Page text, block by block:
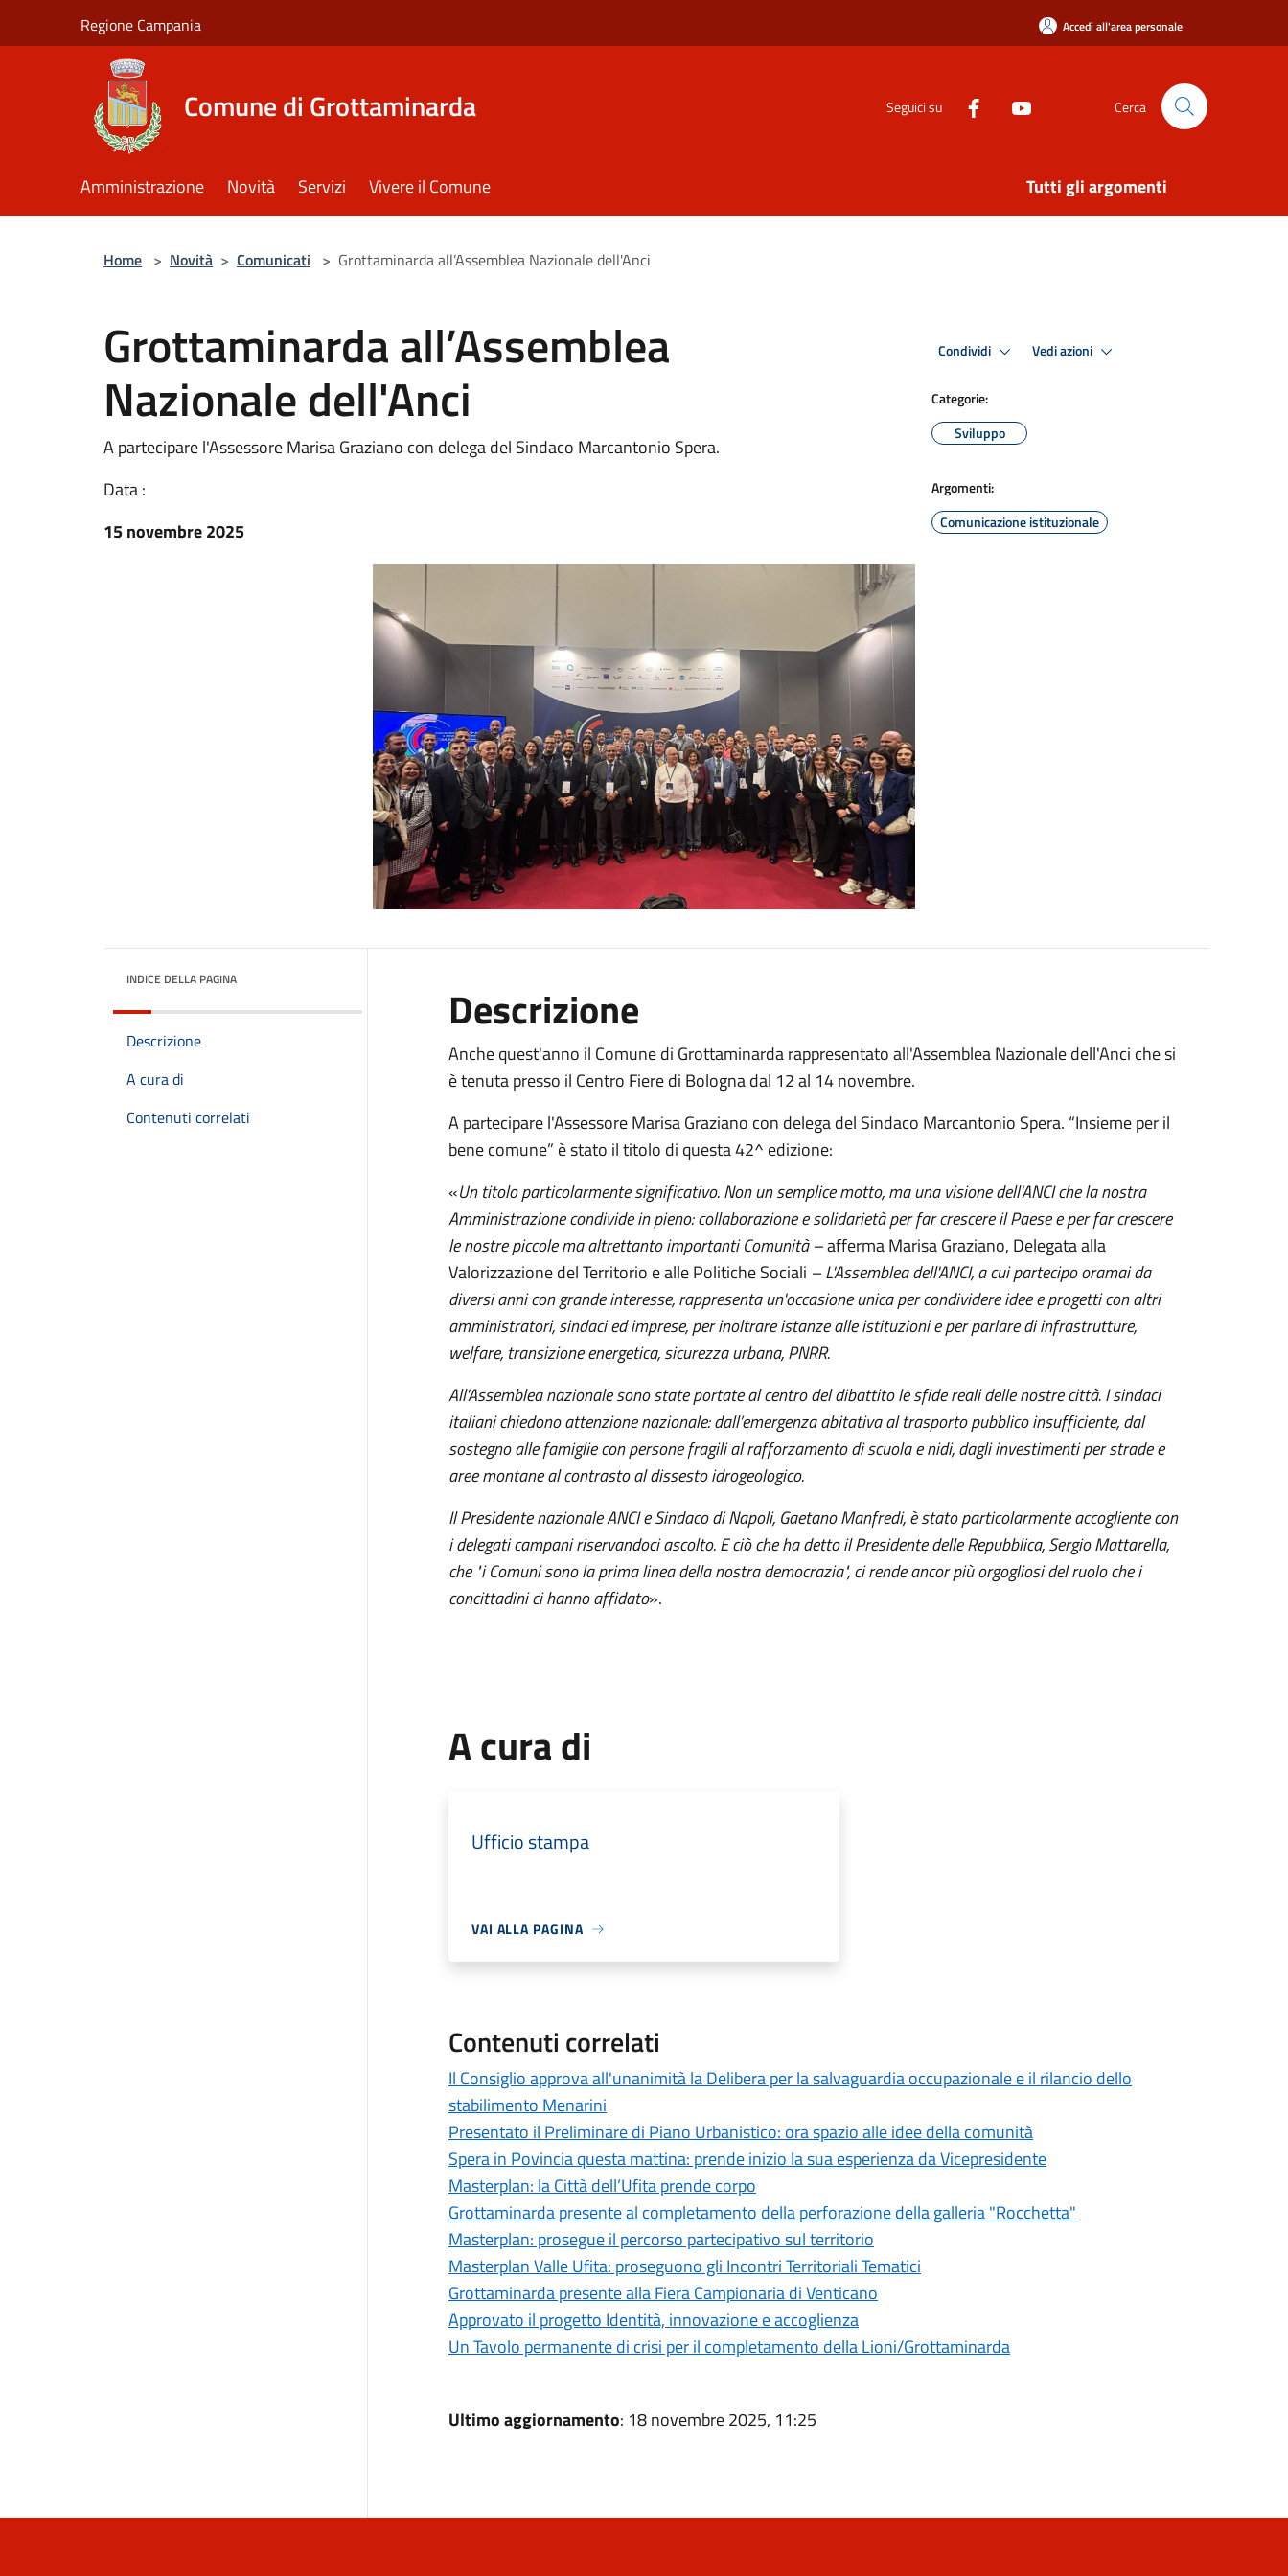
Regione Campania Accedi all'area personale
Comune di Grottaminarda Seguici su Cerca
Amministrazione Novità Servizi Vivere il Comune Tutti gli argomenti
Home > Novità > Comunicati > Grottaminarda all’Assemblea Nazionale dell'Anci
Grottaminarda all’Assemblea
Nazionale dell'Anci
A partecipare l'Assessore Marisa Graziano con delega del Sindaco Marcantonio Spera.
Data :
15 novembre 2025
Condividi Vedi azioni
Categorie:
Sviluppo
Argomenti:
Comunicazione istituzionale
INDICE DELLA PAGINA
Descrizione
A cura di
Contenuti correlati
Descrizione
Anche quest'anno il Comune di Grottaminarda rappresentato all'Assemblea Nazionale dell'Anci che si
è tenuta presso il Centro Fiere di Bologna dal 12 al 14 novembre.
A partecipare l'Assessore Marisa Graziano con delega del Sindaco Marcantonio Spera. “Insieme per il
bene comune” è stato il titolo di questa 42^ edizione:
«Un titolo particolarmente significativo. Non un semplice motto, ma una visione dell'ANCI che la nostra
Amministrazione condivide in pieno: collaborazione e solidarietà per far crescere il Paese e per far crescere
le nostre piccole ma altrettanto importanti Comunità –affermaMarisa Graziano, Delegata alla
Valorizzazione del Territorio e alle Politiche Sociali –L'Assemblea dell'ANCI, a cui partecipo oramai da
diversi anni con grande interesse, rappresenta un'occasione unica per condividere idee e progetti con altri
amministratori, sindaci ed imprese, per inoltrare istanze alle istituzioni e per parlare di infrastrutture,
welfare, transizione energetica, sicurezza urbana, PNRR.
All'Assemblea nazionale sono state portate al centro del dibattito le sfide reali delle nostre città. I sindaci
italiani chiedono attenzione nazionale: dall’emergenza abitativa al trasporto pubblico insufficiente, dal
sostegno alle famiglie con persone fragili al rafforzamento di scuola e nidi, dagli investimenti per strade e
aree montane al contrasto al dissesto idrogeologico.
IlPresidente nazionale ANCI e Sindaco di Napoli, Gaetano Manfredi, è stato particolarmente accogliente con
i delegati campani riservandoci ascolto. E ciò che ha detto il Presidente delle Repubblica, Sergio Mattarella,
che "i Comuni sono la prima linea della nostra democrazia", ci rende ancor più orgogliosi del ruolo che i
concittadini ci hanno affidato».
A cura di
Ufficio stampa
VAI ALLA PAGINA
Contenuti correlati
Il Consiglio approva all'unanimità la Delibera per la salvaguardia occupazionale e il rilancio dello
stabilimento Menarini
Presentato il Preliminare di Piano Urbanistico: ora spazio alle idee della comunità
Spera in Povincia questa mattina: prende inizio la sua esperienza da Vicepresidente
Masterplan: la Città dell’Ufita prende corpo
Grottaminarda presente al completamento della perforazione della galleria "Rocchetta"
Masterplan: prosegue il percorso partecipativo sul territorio
Masterplan Valle Ufita: proseguono gli Incontri Territoriali Tematici
Grottaminarda presente alla Fiera Campionaria di Venticano
Approvato il progetto Identità, innovazione e accoglienza
Un Tavolo permanente di crisi per il completamento della Lioni/Grottaminarda
Ultimo aggiornamento: 18 novembre 2025, 11:25